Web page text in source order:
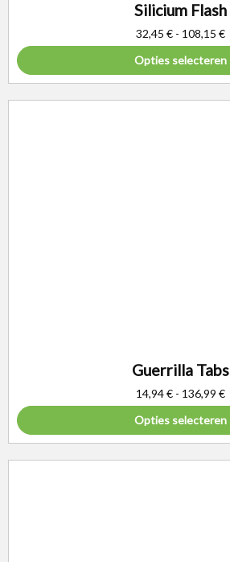
Silicium Flash
32,45 € - 108,15 €
Opties selecteren
Guerrilla Tabs
14,94€ - 136,99 €
Opties selecteren